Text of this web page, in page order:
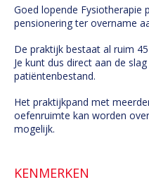
Goed lopende Fysiotherapie
pensionering ter overname
De praktijk bestaat al ruim
Je kunt dus direct aan de
patiëntenbestand.
Het praktijkpand met
oefenruimte kan worden
mogelijk.
KENMERKEN